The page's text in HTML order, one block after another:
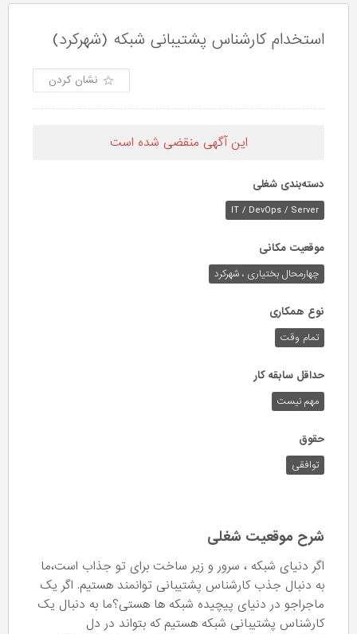
استخدام کارشناس پشتیبانی شبکه (شهرکرد)
نشان کردن
این آگهی منقضی شده است
دسته‌بندی شغلی
IT / DevOps / Server
موقعیت مکانی
چهارمحال بختیاری ، شهرکرد
نوع همکاری
تمام وقت
حداقل سابقه کار
مهم نیست
حقوق
توافقی
شرح موقعیت شغلی
اگر دنیای شبکه ، سرور و زیر ساخت برای تو جذاب است،ما
به دنبال جذب کارشناس پشتیبانی توانمند هستیم. اگر یک
ماجراجو در دنیای پیچیده شبکه ها هستی؟ما به دنبال یک
کارشناس پشتیبانی شبکه هستیم که بتواند در دل